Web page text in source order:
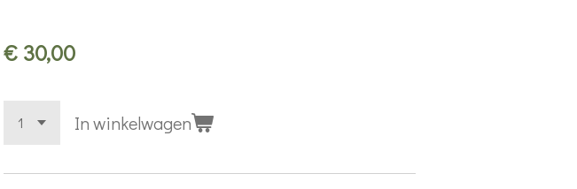
€ 30,00
In winkelwagen